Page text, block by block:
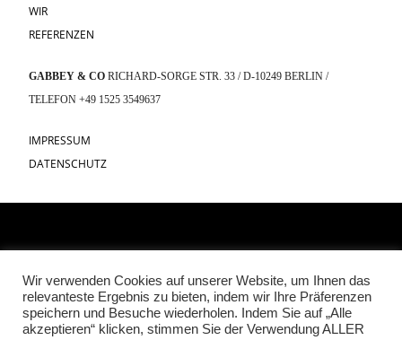
WIR
REFERENZEN
GABBEY & CORICHARD-SORGE STR. 33 / D-10249 BERLIN /
TELEFON +49 1525 3549637
IMPRESSUM
DATENSCHUTZ
Wir verwenden Cookies auf unserer Website, um Ihnen das
relevanteste Ergebnis zu bieten, indem wir Ihre Präferenzen
speichern und Besuche wiederholen. Indem Sie auf „Alle
akzeptieren“ klicken, stimmen Sie der Verwendung ALLER